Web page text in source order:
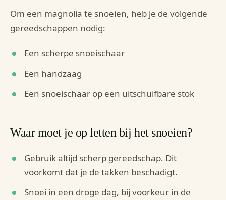
Om een magnolia te snoeien, heb je de volgende
gereedschappen nodig:
Een scherpe snoeischaar
Een handzaag
Een snoeischaar op een uitschuifbare stok
Waar moet je op letten bij het snoeien?
Gebruik altijd scherp gereedschap. Dit
voorkomt dat je de takken beschadigt.
Snoei in een droge dag, bij voorkeur in de